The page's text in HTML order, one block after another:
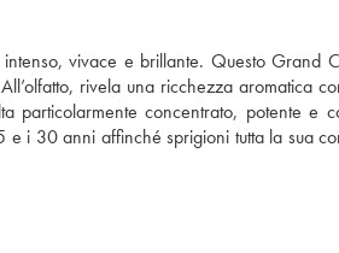
vivace e brillante. Questo Grand
rivela una ricchezza aromatica
particolarmente concentrato, potente e
i 30 anni affinché sprigioni tutta la sua